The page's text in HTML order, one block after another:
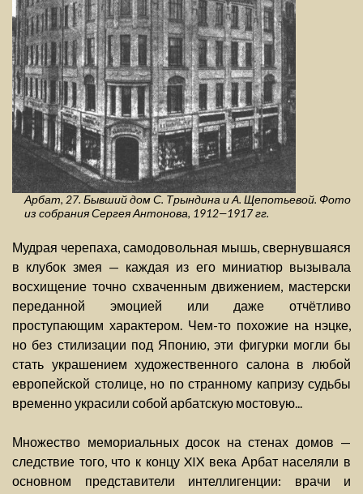
Арбат, 27. Бывший дом С. Трындина и А. Щепотьевой. Фото
из собрания Сергея Антонова, 1912—1917 гг.
Мудрая черепаха, самодовольная мышь, свернувшаяся
в клубок змея — каждая из его миниатюр вызывала
восхищение точно схваченным движением, мастерски
переданной эмоцией или даже отчётливо
проступающим характером. Чем-то похожие на нэцке,
но без стилизации под Японию, эти фигурки могли бы
стать украшением художественного салона в любой
европейской столице, но по странному капризу судьбы
временно украсили собой арбатскую мостовую...
Множество мемориальных досок на стенах домов —
следствие того, что к концу XIX века Арбат населяли в
основном представители интеллигенции: врачи и